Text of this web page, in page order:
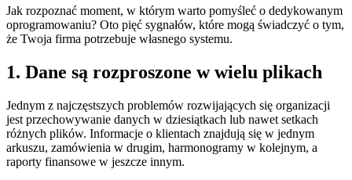
Jak rozpoznać moment, w którym warto pomyśleć o dedykowanym
oprogramowaniu? Oto pięć sygnałów, które mogą świadczyć o tym,
że Twoja firma potrzebuje własnego systemu.
1. Dane są rozproszone w wielu plikach
Jednym z najczęstszych problemów rozwijających się organizacji
jest przechowywanie danych w dziesiątkach lub nawet setkach
różnych plików. Informacje o klientach znajdują się w jednym
arkuszu, zamówienia w drugim, harmonogramy w kolejnym, a
raporty finansowe w jeszcze innym.